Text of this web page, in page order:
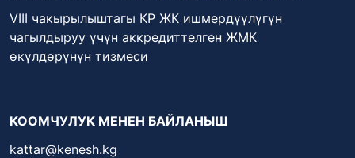
VIII чакырылыштагы КР ЖК ишмердүүлүгүн
чагылдыруу үчүн аккредиттелген ЖМК
өкүлдөрүнүн тизмеси
КООМЧУЛУК МЕНЕН БАЙЛАНЫШ
kattar@kenesh.kg